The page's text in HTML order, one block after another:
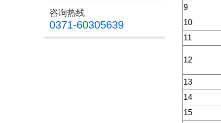
咨询热线
0371-60305639
9
10
11
12
13
14
15